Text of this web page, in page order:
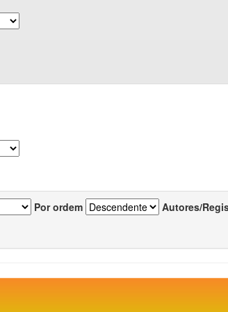
Por ordem Autores/